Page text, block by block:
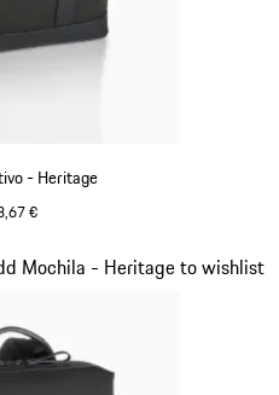
- Heritage
€
Mochila - Heritage to wishlist